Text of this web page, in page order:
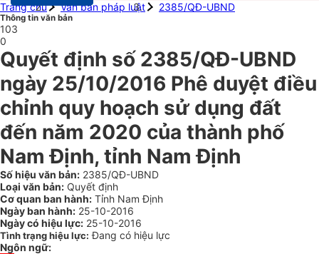
Trang chủ
Văn bản pháp luật 2385/QĐ-UBND
Thông tin văn bản
103
0
Quyết định số 2385/QĐ-UBND
ngày 25/10/2016 Phê duyệt điều
chỉnh quy hoạch sử dụng đất
đến năm 2020 của thành phố
Nam Định, tỉnh Nam Định
Số hiệu văn bản: 2385/QĐ-UBND
Loại văn bản: Quyết định
Cơ quan ban hành: Tỉnh Nam Định
Ngày ban hành: 25-10-2016
Ngày có hiệu lực: 25-10-2016
Tình trạng hiệu lực: Đang có hiệu lực
Ngôn ngữ: